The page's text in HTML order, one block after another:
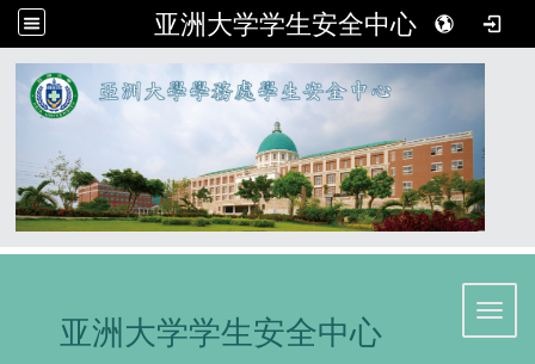
亚洲大学学生安全中心
亚洲大学学生安全中心